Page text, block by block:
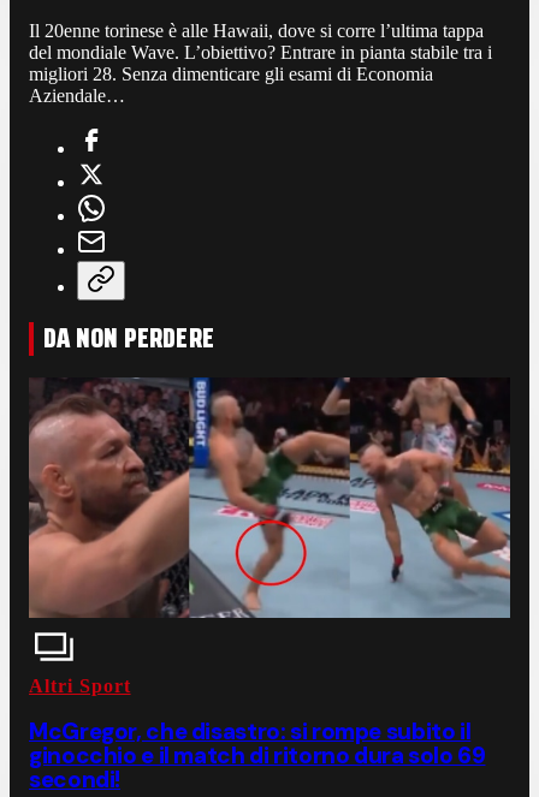
Il 20enne torinese è alle Hawaii, dove si corre l’ultima tappa
del mondiale Wave. L’obiettivo? Entrare in pianta stabile tra i
migliori 28. Senza dimenticare gli esami di Economia
Aziendale…
DA NON PERDERE
Altri Sport
McGregor, che disastro: si rompe subito il
ginocchio e il match di ritorno dura solo 69
secondi!